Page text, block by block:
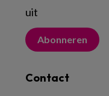
uit
Abonneren
Contact